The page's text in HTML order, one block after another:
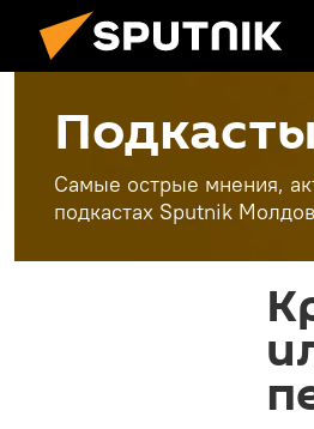
Подкасты
Самые острые мнения,
подкастах Sputnik